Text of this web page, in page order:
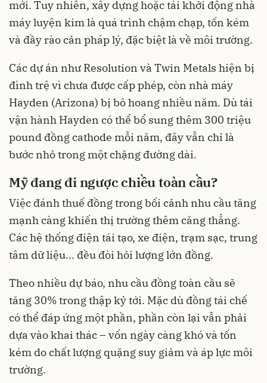
mới. Tuy nhiên, xây dựng hoặc tái khởi động nhà
máy luyện kim là quá trình chậm chạp, tốn kém
và đầy rào cản pháp lý, đặc biệt là về môi trường.
Các dự án như Resolution và Twin Metals hiện bị
đình trệ vì chưa được cấp phép, còn nhà máy
Hayden (Arizona) bị bỏ hoang nhiều năm. Dù tái
vận hành Hayden có thể bổ sung thêm 300 triệu
pound đồng cathode mỗi năm, đây vẫn chỉ là
bước nhỏ trong một chặng đường dài.
Mỹ đang đi ngược chiều toàn cầu?
Việc đánh thuế đồng trong bối cảnh nhu cầu tăng
mạnh càng khiến thị trường thêm căng thẳng.
Các hệ thống điện tái tạo, xe điện, trạm sạc, trung
tâm dữ liệu... đều đòi hỏi lượng lớn đồng.
Theo nhiều dự báo, nhu cầu đồng toàn cầu sẽ
tăng 30% trong thập kỷ tới. Mặc dù đồng tái chế
có thể đáp ứng một phần, phần còn lại vẫn phải
dựa vào khai thác – vốn ngày càng khó và tốn
kém do chất lượng quặng suy giảm và áp lực môi
trường.